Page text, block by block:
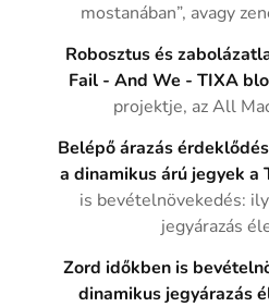
mostanában”, avagy
Robosztus és
Fail - And We - TIXA
projektje, az All
Belépő árazás
a dinamikus árú jegyek a
is bevételnövekedés:
jegyárazás
Zord időkben is
dinamikus jegyárazás